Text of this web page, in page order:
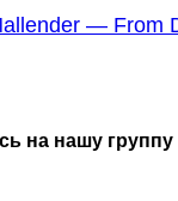
— From
на нашу группу